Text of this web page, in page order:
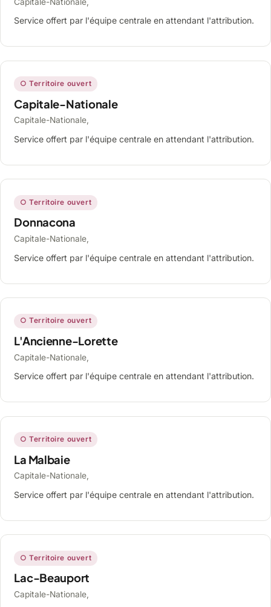
Service offert par l'équipe centrale en attendant l'attribution.
○ Territoire ouvert
Capitale-Nationale
Capitale-Nationale,
Service offert par l'équipe centrale en attendant l'attribution.
○ Territoire ouvert
Donnacona
Capitale-Nationale,
Service offert par l'équipe centrale en attendant l'attribution.
○ Territoire ouvert
L'Ancienne-Lorette
Capitale-Nationale,
Service offert par l'équipe centrale en attendant l'attribution.
○ Territoire ouvert
La Malbaie
Capitale-Nationale,
Service offert par l'équipe centrale en attendant l'attribution.
○ Territoire ouvert
Lac-Beauport
Capitale-Nationale,